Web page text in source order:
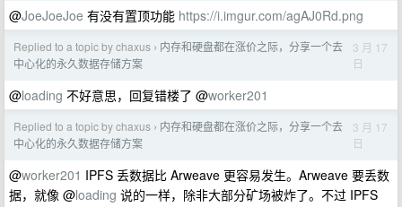
@JoeJoeJoe 有没有置顶功能 https://i.imgur.com/agAJ0Rd.png
Replied to a topic by chaxus › 内存和硬盘都在涨价之际，分享一个去
中心化的永久数据存储方案
3 月 17
日
@loading 不好意思，回复错楼了 @worker201
Replied to a topic by chaxus › 内存和硬盘都在涨价之际，分享一个去
中心化的永久数据存储方案
3 月 17
日
@worker201 IPFS 丢数据比 Arweave 更容易发生。Arweave 要丢数
据，就像 @loading 说的一样，除非大部分矿场被炸了。不过 IPFS